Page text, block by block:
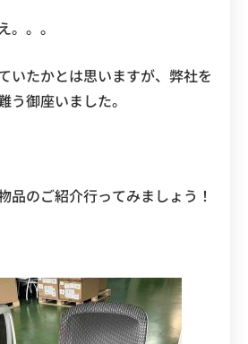
。。。
いたかとは思いますが、弊社を
う御座いました。
品のご紹介行ってみましょう！